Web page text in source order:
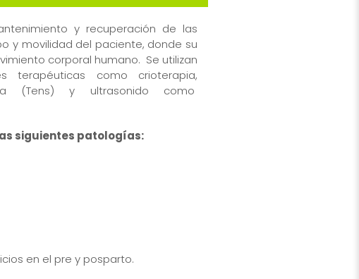
y recuperación de las
y movilidad del paciente, donde su
corporal humano. Se utilizan
terapéuticas como crioterapia,
(Tens) y ultrasonido como
siguientes patologías:
en el pre y posparto.